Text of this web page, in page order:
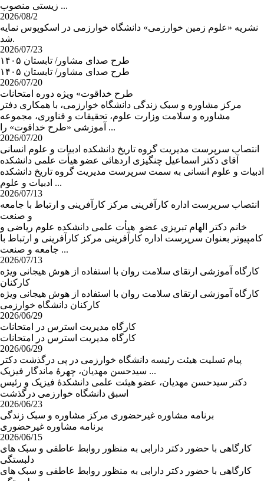
زیستی منصوب ...
2026/08/2
نشریه «علوم زمین خوارزمی» دانشگاه خوارزمی در اسکوپوس نمایه
شد.
2026/07/23
طرح صدای مشاور/ تابستان ۱۴۰۵
طرح صدای مشاور/ تابستان ۱۴۰۵
2026/07/20
طرح خداقوت» ویژه دوره امتحانات
مرکز مشاوره و سبک زندگی دانشگاه خوارزمی، با همکاری دفتر
مشاوره و سلامت وزارت علوم، تحقیقات و فناوری، مجموعه
آموزشی «طرح خداقوت» را ...
2026/07/20
انتصاب سرپرست مدیریت گروه تاریخ دانشکده ادبیات و علوم انسانی
آقای دکتر اسماعیل چنگیزی اردهائی عضو هیأت علمی دانشکده
ادبیات و علوم انسانی به سمت سرپرست مدیریت گروه تاریخ دانشکده
ادبیات و علوم ...
2026/07/13
انتصاب سرپرست اداره کارآفرینی مرکز کارآفرینی و ارتباط با جامعه
و صنعت
خانم دکتر الهام تبریزی عضو هیأت علمی دانشکده علوم ریاضی و
کامپیوتر بعنوان سرپرست اداره کارآفرینی مرکز کارآفرینی و ارتباط با
جامعه و صنعت ...
2026/07/13
کارگاه آموزشی ارتقای سلامت روان با استفاده از هوش هیجانی ویژه
کارکنان
کارگاه آموزشی ارتقای سلامت روان با استفاده از هوش هیجانی ویژه
کارکنان دانشگاه خوارزمی
2026/06/29
کارگاه مدیریت استرس در امتحانات
کارگاه مدیریت استرس در امتحانات
2026/06/29
پیام تسلیت هیئت رئیسه دانشگاه خوارزمی در پی درگذشت دکتر
سیدحسن مهدیان، چهرهٔ ماندگار فیزیک ...
دکتر سیدحسن مهدیان، عضو هیئت علمی دانشکدهٔ فیزیک و رئیس
اسبق دانشگاه خوارزمی درگذشت
2026/06/23
برنامه مشاوره غیرحضوری مرکز مشاوره و سبک زندگی
2026/06/15
کارگاهی با حضور دکتر دارابی به منظور روابط عاطفی و سبک های
دلبستگی
کارگاهی با حضور دکتر دارابی به منظور روابط عاطفی و سبک های